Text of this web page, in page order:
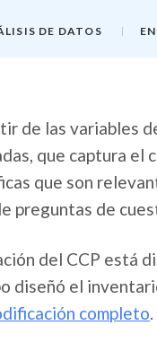
DE DATOS EN
de las variables
que captura el
que son
preguntas de
del CCP está
diseñó el
completo